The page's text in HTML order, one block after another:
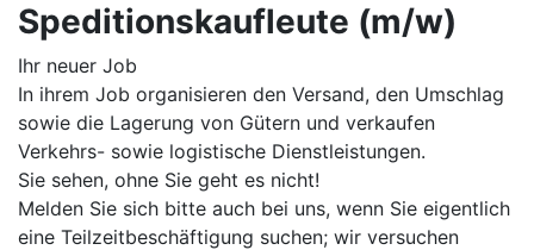
Speditionskaufleute (m/w)
Ihr neuer Job
In ihrem Job organisieren den Versand, den Umschlag
sowie die Lagerung von Gütern und verkaufen
Verkehrs- sowie logistische Dienstleistungen.
Sie sehen, ohne Sie geht es nicht!
Melden Sie sich bitte auch bei uns, wenn Sie eigentlich
eine Teilzeitbeschäftigung suchen; wir versuchen